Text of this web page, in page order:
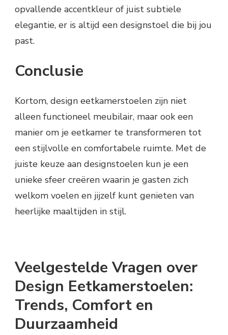
opvallende accentkleur of juist subtiele
elegantie, er is altijd een designstoel die bij jou
past.
Conclusie
Kortom, design eetkamerstoelen zijn niet
alleen functioneel meubilair, maar ook een
manier om je eetkamer te transformeren tot
een stijlvolle en comfortabele ruimte. Met de
juiste keuze aan designstoelen kun je een
unieke sfeer creëren waarin je gasten zich
welkom voelen en jijzelf kunt genieten van
heerlijke maaltijden in stijl.
Veelgestelde Vragen over
Design Eetkamerstoelen:
Trends, Comfort en
Duurzaamheid